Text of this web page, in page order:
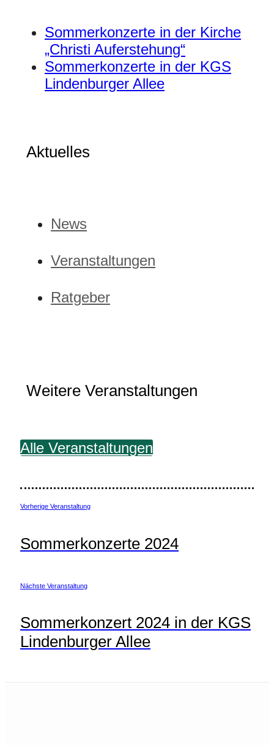
Sommerkonzerte in der Kirche
„Christi Auferstehung“
Sommerkonzerte in der KGS
Lindenburger Allee
Aktuelles
News
Veranstaltungen
Ratgeber
Weitere Veranstaltungen
Alle Veranstaltungen
Vorherige Veranstaltung
Sommerkonzerte 2024
Nächste Veranstaltung
Sommerkonzert 2024 in der KGS
Lindenburger Allee